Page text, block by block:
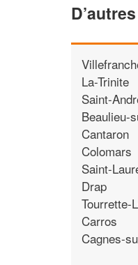
La-Trinite
Saint-
Beaulieu-
Cantaron
Colomars
Saint-
Drap
Tourrette-
Carros
Cagnes-